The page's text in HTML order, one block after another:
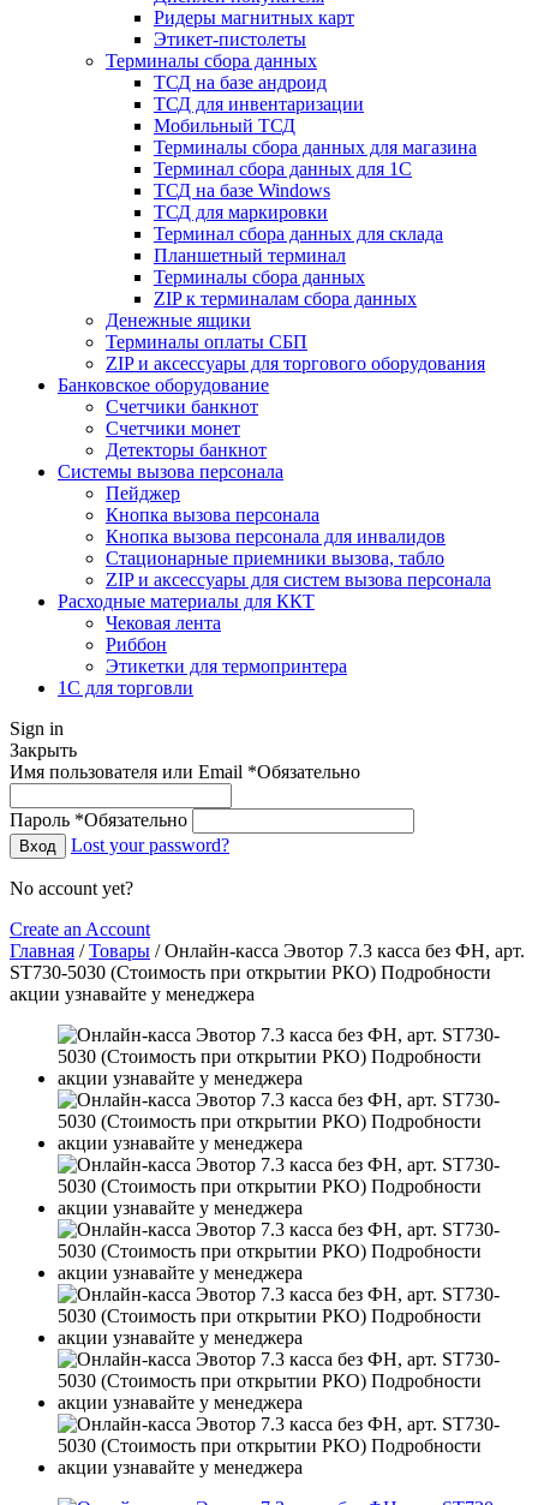
Ридеры магнитных карт
Этикет-пистолеты
Терминалы сбора данных
ТСД на базе андроид
ТСД для инвентаризации
Мобильный ТСД
Терминалы сбора данных для магазина
Терминал сбора данных для 1C
ТСД на базе Windows
ТСД для маркировки
Терминал сбора данных для склада
Планшетный терминал
Терминалы сбора данных
ZIP к терминалам сбора данных
Денежные ящики
Терминалы оплаты СБП
ZIP и аксессуары для торгового оборудования
Банковское оборудование
Счетчики банкнот
Счетчики монет
Детекторы банкнот
Системы вызова персонала
Пейджер
Кнопка вызова персонала
Кнопка вызова персонала для инвалидов
Стационарные приемники вызова, табло
ZIP и аксессуары для систем вызова персонала
Расходные материалы для ККТ
Чековая лента
Риббон
Этикетки для термопринтера
1С для торговли
Sign in
Закрыть
Имя пользователя или Email *Обязательно
Пароль *Обязательно
Вход Lost your password?
No account yet?
Create an Account
Главная /Товары /Онлайн-касса Эвотор 7.3 касса без ФН, арт.
ST730-5030 (Стоимость при открытии РКО) Подробности
акции узнавайте у менеджера